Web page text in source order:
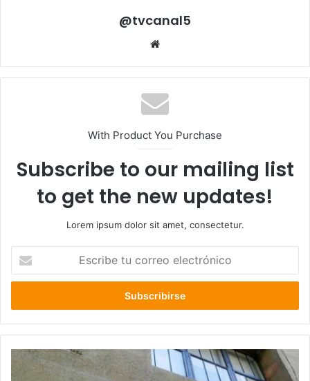
@tvcanal5
With Product You Purchase
Subscribe to our mailing list
to get the new updates!
Lorem ipsum dolor sit amet, consectetur.
correo
Dirección